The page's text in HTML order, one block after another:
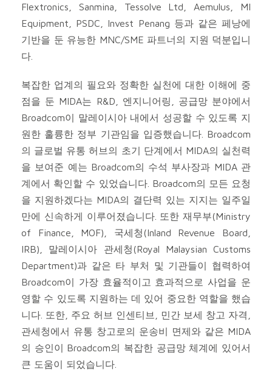
Flextronics, Sanmina, Tessolve Ltd, Aemulus, MI
Equipment, PSDC, Invest Penang 등과 같은 페낭에
기반을 둔 유능한 MNC/SME 파트너의 지원 덕분입니
다.
복잡한 업계의 필요와 정확한 실천에 대한 이해에 중
점을 둔 MIDA는 R&D, 엔지니어링, 공급망 분야에서
Broadcom이 말레이시아 내에서 성공할 수 있도록 지
원한 훌륭한 정부 기관임을 입증했습니다. Broadcom
의 글로벌 유통 허브의 초기 단계에서 MIDA의 실천력
을 보여준 예는 Broadcom의 수석 부사장과 MIDA 관
계에서 확인할 수 있었습니다. Broadcom의 모든 요청
을 지원하겠다는 MIDA의 결단력 있는 지지는 일주일
만에 신속하게 이루어졌습니다. 또한 재무부(Ministry
of Finance, MOF), 국세청(Inland Revenue Board,
IRB), 말레이시아 관세청(Royal Malaysian Customs
Department)과 같은 타 부처 및 기관들이 협력하여
Broadcom이 가장 효율적이고 효과적으로 사업을 운
영할 수 있도록 지원하는 데 있어 중요한 역할을 했습
니다. 또한, 주요 허브 인센티브, 민간 보세 창고 자격,
관세청에서 유통 창고로의 운송비 면제와 같은 MIDA
의 승인이 Broadcom의 복잡한 공급망 체계에 있어서
큰 도움이 되었습니다.